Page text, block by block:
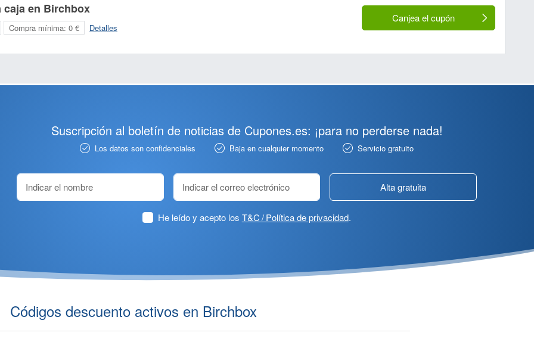
caja en Birchbox
Canjea el cupón
Compra mínima: 0 € Detalles
Suscripción al boletín de noticias de Cupones.es: ¡para no perderse nada!
Los datos son confidenciales Baja en cualquier momento Servicio gratuito
Alta gratuita
He leído y acepto los T&C / Política de privacidad.
Códigos descuento activos en Birchbox